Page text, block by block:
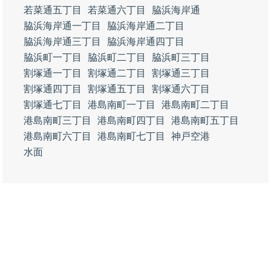
若菜通五丁目
若菜通六丁目
脇浜海岸通
脇浜海岸通一丁目
脇浜海岸通二丁目
脇浜海岸通三丁目
脇浜海岸通四丁目
脇浜町一丁目
脇浜町二丁目
脇浜町三丁目
割塚通一丁目
割塚通二丁目
割塚通三丁目
割塚通四丁目
割塚通五丁目
割塚通六丁目
割塚通七丁目
港島南町一丁目
港島南町二丁目
港島南町三丁目
港島南町四丁目
港島南町五丁目
港島南町六丁目
港島南町七丁目
神戸空港
水面